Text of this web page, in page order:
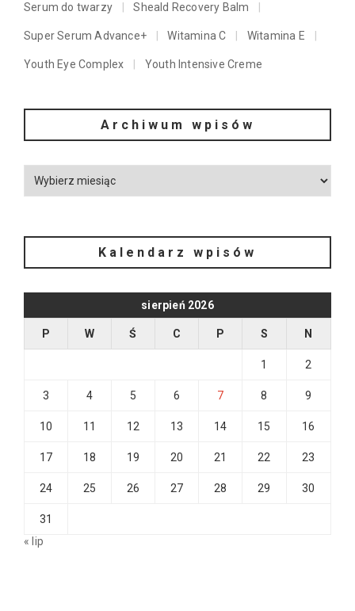
Serum do twarzy Sheald Recovery Balm
Super Serum Advance+ Witamina C Witamina E
Youth Eye Complex Youth Intensive Creme
Archiwum wpisów
Kalendarz wpisów
sierpień 2026
P W Ś C P S N
1 2
3 4 5 6 7 8 9
10 11 12 13 14 15 16
17 18 19 20 21 22 23
24 25 26 27 28 29 30
31
« lip